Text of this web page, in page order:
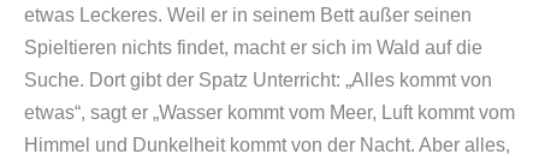
etwas Leckeres. Weil er in seinem Bett außer seinen
Spieltieren nichts findet, macht er sich im Wald auf die
Suche. Dort gibt der Spatz Unterricht: „Alles kommt von
etwas“, sagt er „Wasser kommt vom Meer, Luft kommt vom
Himmel und Dunkelheit kommt von der Nacht. Aber alles,